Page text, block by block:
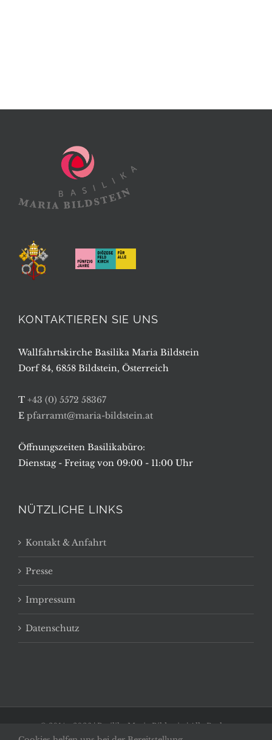
KONTAKTIEREN SIE UNS
Wallfahrtskirche Basilika Maria Bildstein
Dorf 84, 6858 Bildstein, Österreich
T +43 (0) 5572 58367
E pfarramt@maria-bildstein.at
Öffnungszeiten Basilikabüro:
Dienstag - Freitag von 09:00 - 11:00 Uhr
NÜTZLICHE LINKS
Kontakt & Anfahrt
Presse
Impressum
Datenschutz
© 2014 - 2026 | Basilika Maria Bildstein | Alle Rechte